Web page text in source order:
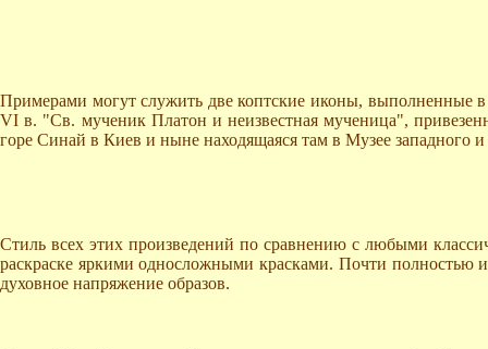
Примерами могут служить две коптские иконы, выполненные
VI в. "Св. мученик Платон и неизвестная мученица",
горе Синай в Киев и ныне находящаяся там в Музее западного и
Стиль всех этих произведений по сравнению с любыми
раскраске яркими односложными красками. Почти полностью
духовное напряжение образов.